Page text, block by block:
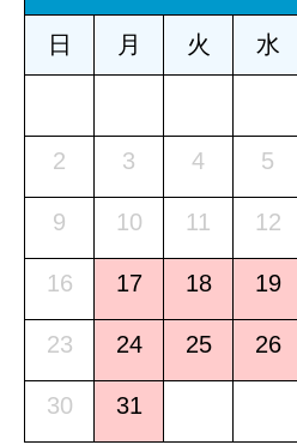
日 月 火 水
2 3 4 5
9 10 11 12
16 17 18 19
23 24 25 26
30 31